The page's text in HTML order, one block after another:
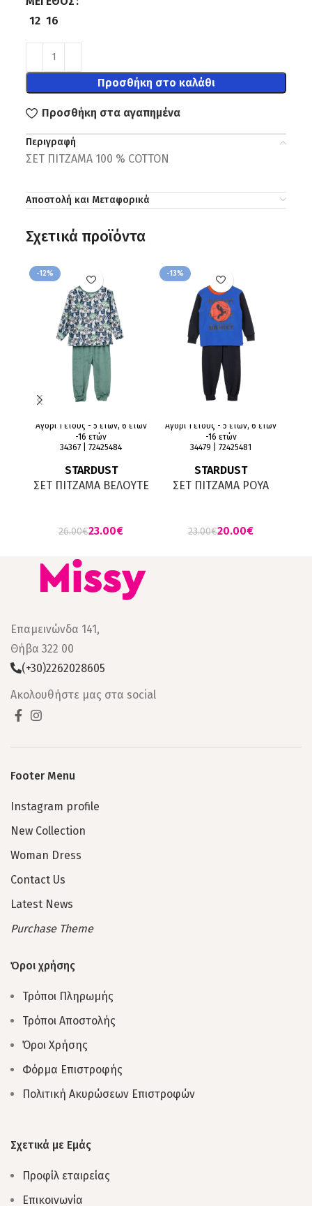
12 16
Προσθήκη στο καλάθι
Προσθήκη στα αγαπημένα
Περιγραφή
ΣΕΤ ΠΙΤΖΑΜΑ 100 % COTTON
Αποστολή και Μεταφορικά
Σχετικά προϊόντα
-12%
Αγόρι 1 έτους - 5 ετών, 6 ετών
-16 ετών
34367 | 72425484
STARDUST
ΣΕΤ ΠΙΤΖΑΜΑ ΒΕΛΟΥΤΕ
26.00€23.00€
-13%
Αγόρι 1 έτους - 5 ετών, 6 ετών
-16 ετών
34479 | 72425481
STARDUST
ΣΕΤ ΠΙΤΖΑΜΑ ΡΟΥΑ
23.00€20.00€
Επαμεινώνδα 141,
Θήβα 322 00
(+30)2262028605
Ακολουθήστε μας στα social
Footer Menu
Instagram profile
New Collection
Woman Dress
Contact Us
Latest News
Purchase Theme
Όροι χρήσης
Τρόποι Πληρωμής
Τρόποι Αποστολής
Όροι Χρήσης
Φόρμα Επιστροφής
Πολιτική Ακυρώσεων Επιστροφών
Σχετικά με Εμάς
Προφίλ εταιρείας
Επικοινωνία